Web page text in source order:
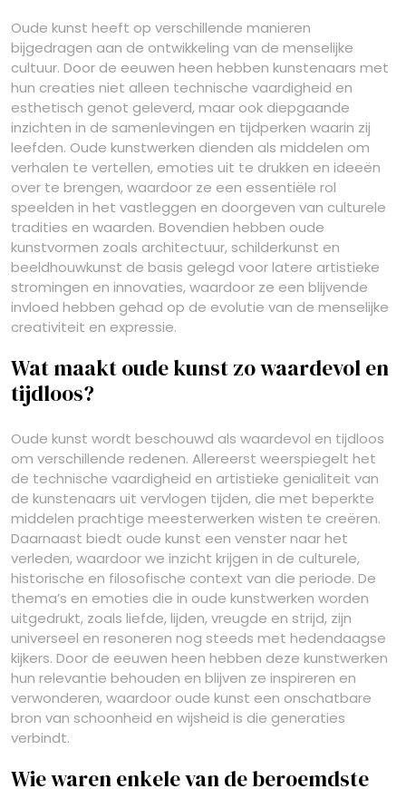
Oude kunst heeft op verschillende manieren
bijgedragen aan de ontwikkeling van de menselijke
cultuur. Door de eeuwen heen hebben kunstenaars met
hun creaties niet alleen technische vaardigheid en
esthetisch genot geleverd, maar ook diepgaande
inzichten in de samenlevingen en tijdperken waarin zij
leefden. Oude kunstwerken dienden als middelen om
verhalen te vertellen, emoties uit te drukken en ideeën
over te brengen, waardoor ze een essentiële rol
speelden in het vastleggen en doorgeven van culturele
tradities en waarden. Bovendien hebben oude
kunstvormen zoals architectuur, schilderkunst en
beeldhouwkunst de basis gelegd voor latere artistieke
stromingen en innovaties, waardoor ze een blijvende
invloed hebben gehad op de evolutie van de menselijke
creativiteit en expressie.
Wat maakt oude kunst zo waardevol en
tijdloos?
Oude kunst wordt beschouwd als waardevol en tijdloos
om verschillende redenen. Allereerst weerspiegelt het
de technische vaardigheid en artistieke genialiteit van
de kunstenaars uit vervlogen tijden, die met beperkte
middelen prachtige meesterwerken wisten te creëren.
Daarnaast biedt oude kunst een venster naar het
verleden, waardoor we inzicht krijgen in de culturele,
historische en filosofische context van die periode. De
thema’s en emoties die in oude kunstwerken worden
uitgedrukt, zoals liefde, lijden, vreugde en strijd, zijn
universeel en resoneren nog steeds met hedendaagse
kijkers. Door de eeuwen heen hebben deze kunstwerken
hun relevantie behouden en blijven ze inspireren en
verwonderen, waardoor oude kunst een onschatbare
bron van schoonheid en wijsheid is die generaties
verbindt.
Wie waren enkele van de beroemdste